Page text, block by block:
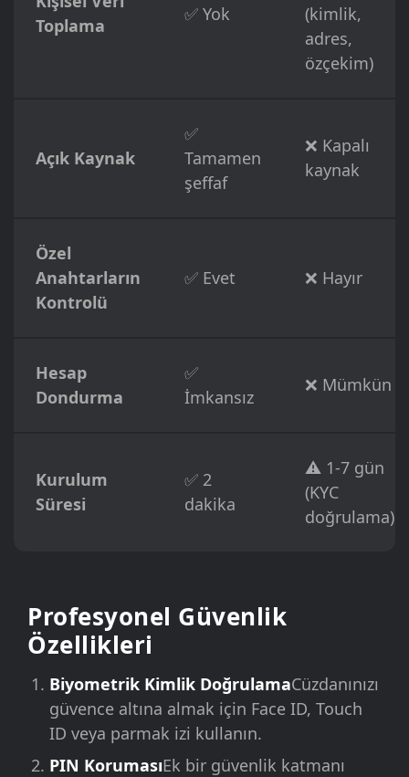
Toplama
✅ Yok
(kimlik,
adres,
özçekim)
Açık Kaynak
✅
Tamamen
şeffaf
❌ Kapalı
kaynak
Özel
Anahtarların
Kontrolü
✅ Evet ❌ Hayır
Hesap
Dondurma
✅
İmkansız
❌ Mümkün
Kurulum
Süresi
✅ 2
dakika
⚠️ 1-7 gün
(KYC
doğrulama)
Profesyonel Güvenlik
Özellikleri
Biyometrik Kimlik DoğrulamaCüzdanınızı
güvence altına almak için Face ID, Touch
ID veya parmak izi kullanın.
PIN KorumasıEk bir güvenlik katmanı